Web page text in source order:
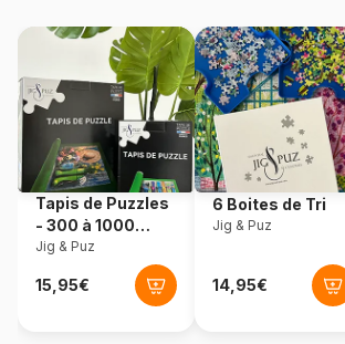
Gibsons-
EAN
Nombre de pièces 1000 pièces
Dimensions 68 x 49 cm
Tapis de Puzzles
- 300 à 1000
pièces
Jig & Puz
6 Boites de Tri
Jig & Puz